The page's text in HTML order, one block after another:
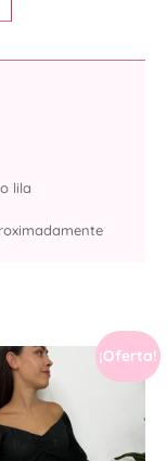
¡Oferta!
lila